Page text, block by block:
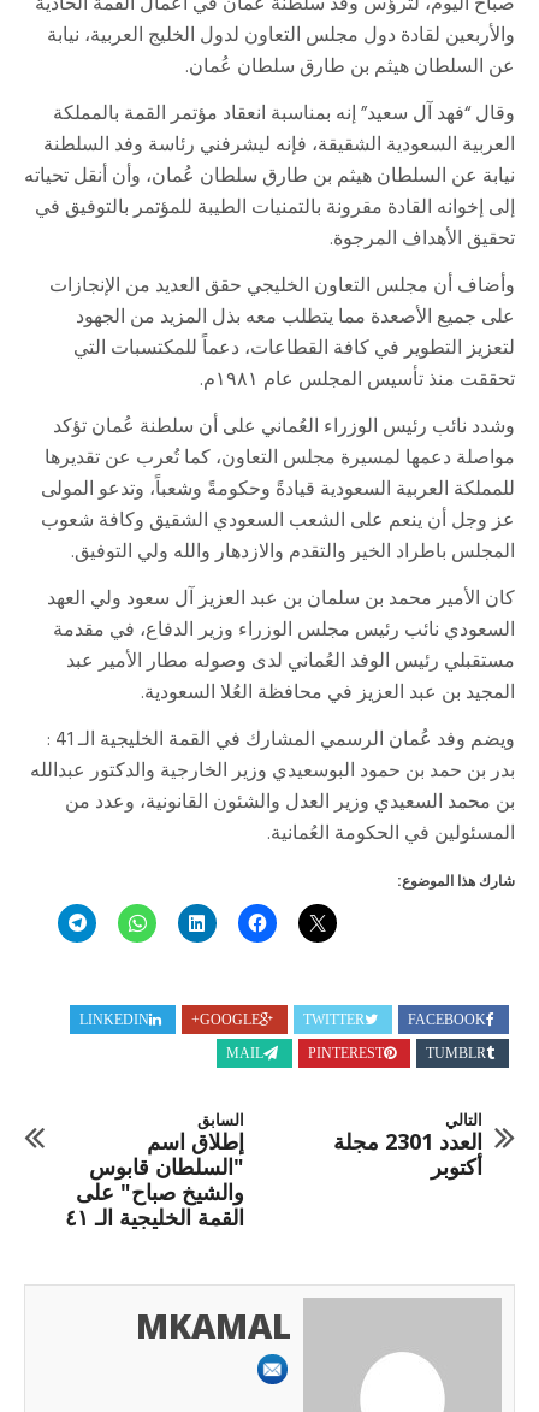
والأربعين لقادة دول مجلس التعاون لدول الخليج العربية، نيابة
عن السلطان هيثم بن طارق سلطان عُمان.
وقال “فهد آل سعيد” إنه بمناسبة انعقاد مؤتمر القمة بالمملكة
العربية السعودية الشقيقة، فإنه ليشرفني رئاسة وفد السلطنة
نيابة عن السلطان هيثم بن طارق سلطان عُمان، وأن أنقل تحياته
إلى إخوانه القادة مقرونة بالتمنيات الطيبة للمؤتمر بالتوفيق في
تحقيق الأهداف المرجوة.
وأضاف أن مجلس التعاون الخليجي حقق العديد من الإنجازات
على جميع الأصعدة مما يتطلب معه بذل المزيد من الجهود
لتعزيز التطوير في كافة القطاعات، دعماً للمكتسبات التي
تحققت منذ تأسيس المجلس عام ۱۹۸۱م.
وشدد نائب رئيس الوزراء العُماني على أن سلطنة عُمان تؤكد
مواصلة دعمها لمسيرة مجلس التعاون، كما تُعرب عن تقديرها
للمملكة العربية السعودية قيادةً وحكومةً وشعباً، وتدعو المولى
عز وجل أن ينعم على الشعب السعودي الشقيق وكافة شعوب
المجلس باطراد الخير والتقدم والازدهار والله ولي التوفيق.
كان الأمير محمد بن سلمان بن عبد العزيز آل سعود ولي العهد
السعودي نائب رئيس مجلس الوزراء وزير الدفاع، في مقدمة
مستقبلي رئيس الوفد العُماني لدى وصوله مطار الأمير عبد
المجيد بن عبد العزيز في محافظة العُلا السعودية.
ويضم وفد عُمان الرسمي المشارك في القمة الخليجية الـ 41 :
بدر بن حمد بن حمود البوسعيدي وزير الخارجية والدكتور عبدالله
بن محمد السعيدي وزير العدل والشئون القانونية، وعدد من
المسئولين في الحكومة العُمانية.
شارك هذا الموضوع:
FACEBOOK
TWITTER
GOOGLE+
LINKEDIN
TUMBLR
PINTEREST
MAIL
السابق
إطلاق اسم
"السلطان قابوس
والشيخ صباح" على
القمة الخليجية الـ ٤١
التالي
العدد 2301 مجلة
أكتوبر
MKAMAL